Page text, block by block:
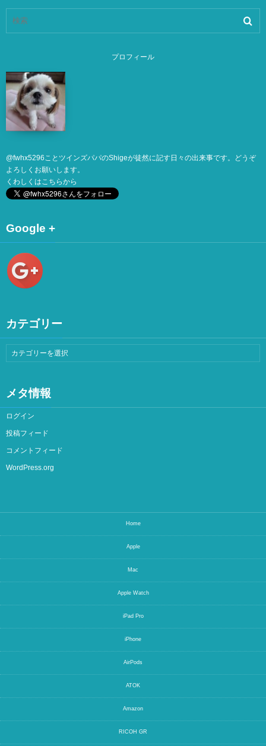
プロフィール
@fwhx5296ことツインズパパのShigeが徒然に記す日々の出来事です。どうぞ
よろしくお願いします。
くわしくはこちらから
Google +
カテゴリー
メタ情報
ログイン
投稿フィード
コメントフィード
WordPress.org
Home
Apple
Mac
Apple Watch
iPad Pro
iPhone
AirPods
ATOK
Amazon
RICOH GR